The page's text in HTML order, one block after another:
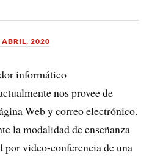
ABRIL, 2020
informático
nos provee de
Web y correo electrónico.
la modalidad de enseñanza
por video-conferencia de una